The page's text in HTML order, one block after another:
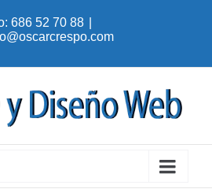
686 52 70 88